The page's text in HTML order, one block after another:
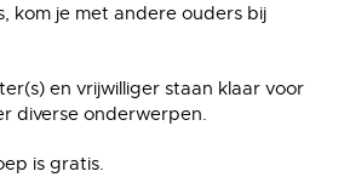
kom je met andere ouders bij
en vrijwilliger staan klaar voor
diverse onderwerpen.
is gratis.